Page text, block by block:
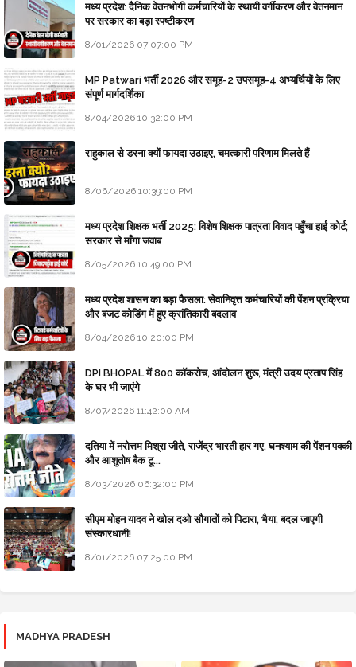
मध्य प्रदेश: दैनिक वेतनभोगी कर्मचारियों के स्थायी वर्गीकरण और वेतनमान
पर सरकार का बड़ा स्पष्टीकरण
8/01/2026 07:07:00 PM
MP Patwari भर्ती 2026 और समूह-2 उपसमूह-4 अभ्यर्थियों के लिए
संपूर्ण मार्गदर्शिका
8/04/2026 10:32:00 PM
राहुकाल से डरना क्यों फायदा उठाइए, चमत्कारी परिणाम मिलते हैं
8/06/2026 10:39:00 PM
मध्य प्रदेश शिक्षक भर्ती 2025: विशेष शिक्षक पात्रता विवाद पहुँचा हाई कोर्ट;
सरकार से माँगा जवाब
8/05/2026 10:49:00 PM
मध्य प्रदेश शासन का बड़ा फैसला: सेवानिवृत्त कर्मचारियों की पेंशन प्रक्रिया
और बजट कोडिंग में हुए क्रांतिकारी बदलाव
8/04/2026 10:20:00 PM
DPI BHOPAL में 800 कॉकरोच, आंदोलन शुरू, मंत्री उदय प्रताप सिंह
के घर भी जाएंगे
8/07/2026 11:42:00 AM
दतिया में नरोत्तम मिश्रा जीते, राजेंद्र भारती हार गए, घनश्याम की पेंशन पक्की
और आशुतोष बैक टू...
8/03/2026 06:32:00 PM
सीएम मोहन यादव ने खोल दओ सौगातों को पिटारा, भैया, बदल जाएगी
संस्कारधानी!
8/01/2026 07:25:00 PM
MADHYA PRADESH